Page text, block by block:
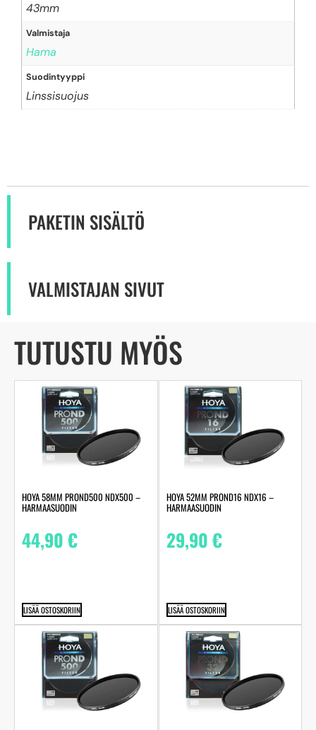
43mm
Valmistaja
Hama
Suodintyyppi
Linssisuojus
PAKETIN SISÄLTÖ
VALMISTAJAN SIVUT
TUTUSTU MYÖS
HOYA 58MM PROND500 NDX500 –
HARMAASUODIN
44,90€
LISÄÄ OSTOSKORIIN
HOYA 52MM PROND16 NDX16 –
HARMAASUODIN
29,90€
LISÄÄ OSTOSKORIIN